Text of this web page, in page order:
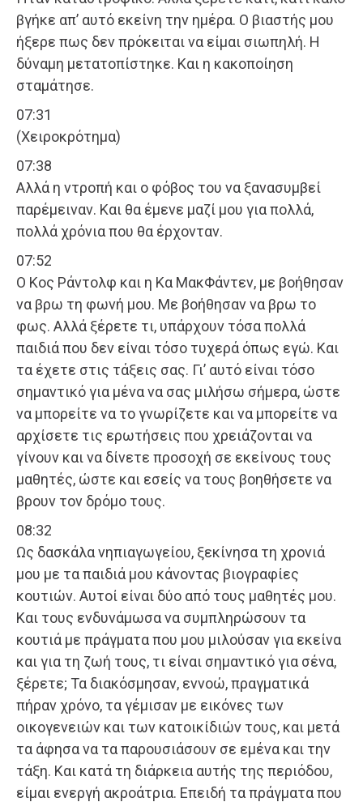
βγήκε απ’ αυτό εκείνη την ημέρα. Ο βιαστής μου
ήξερε πως δεν πρόκειται να είμαι σιωπηλή. Η
δύναμη μετατοπίστηκε. Και η κακοποίηση
σταμάτησε.
07:31
(Χειροκρότημα)
07:38
Αλλά η ντροπή και ο φόβος του να ξανασυμβεί
παρέμειναν. Και θα έμενε μαζί μου για πολλά,
πολλά χρόνια που θα έρχονταν.
07:52
Ο Κος Ράντολφ και η Κα ΜακΦάντεν, με βοήθησαν
να βρω τη φωνή μου. Με βοήθησαν να βρω το
φως. Αλλά ξέρετε τι, υπάρχουν τόσα πολλά
παιδιά που δεν είναι τόσο τυχερά όπως εγώ. Και
τα έχετε στις τάξεις σας. Γι’ αυτό είναι τόσο
σημαντικό για μένα να σας μιλήσω σήμερα, ώστε
να μπορείτε να το γνωρίζετε και να μπορείτε να
αρχίσετε τις ερωτήσεις που χρειάζονται να
γίνουν και να δίνετε προσοχή σε εκείνους τους
μαθητές, ώστε και εσείς να τους βοηθήσετε να
βρουν τον δρόμο τους.
08:32
Ως δασκάλα νηπιαγωγείου, ξεκίνησα τη χρονιά
μου με τα παιδιά μου κάνοντας βιογραφίες
κουτιών. Αυτοί είναι δύο από τους μαθητές μου.
Και τους ενδυνάμωσα να συμπληρώσουν τα
κουτιά με πράγματα που μου μιλούσαν για εκείνα
και για τη ζωή τους, τι είναι σημαντικό για σένα,
ξέρετε; Τα διακόσμησαν, εννοώ, πραγματικά
πήραν χρόνο, τα γέμισαν με εικόνες των
οικογενειών και των κατοικίδιών τους, και μετά
τα άφησα να τα παρουσιάσουν σε εμένα και την
τάξη. Και κατά τη διάρκεια αυτής της περιόδου,
είμαι ενεργή ακροάτρια. Επειδή τα πράγματα που